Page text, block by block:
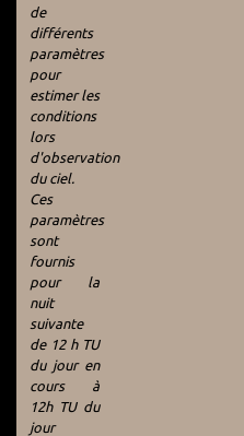
de
différents
paramètres
pour
estimer les
conditions
lors
d'observation
du ciel.
Ces
paramètres
sont
fournis
pour la
nuit
suivante
de 12 h TU
du jour en
cours à
12h TU du
jour